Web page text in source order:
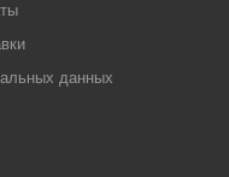
данных